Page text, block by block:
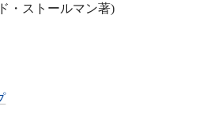
・ストールマン著)